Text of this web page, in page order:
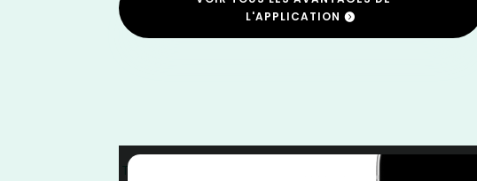
L'APPLICATION
Trail Marche Nordique